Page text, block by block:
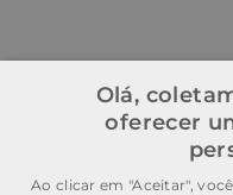
Olá,
oferecer
Ao clicar em "Aceitar",